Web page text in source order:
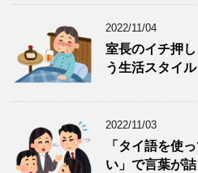
2022/11/04
室長のイチ押
う生活スタイル
2022/11/03
「タイ語を使
い」で言葉が